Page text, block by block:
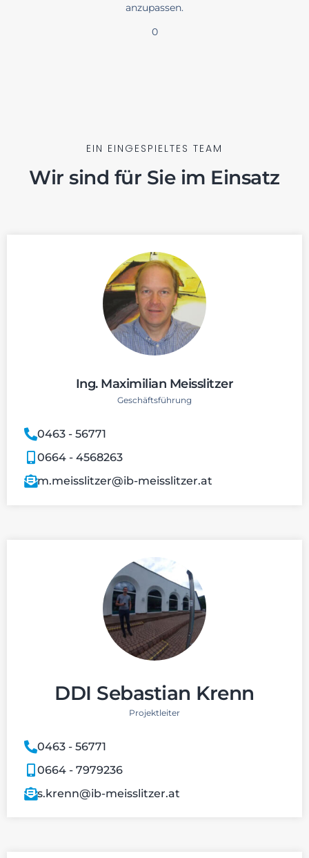
anzupassen.
0
EIN EINGESPIELTES TEAM
Wir sind für Sie im Einsatz
Ing. Maximilian Meisslitzer
Geschäftsführung
0463 - 56771
0664 - 4568263
m.meisslitzer@ib-meisslitzer.at
DDI Sebastian Krenn
Projektleiter
0463 - 56771
0664 - 7979236
s.krenn@ib-meisslitzer.at